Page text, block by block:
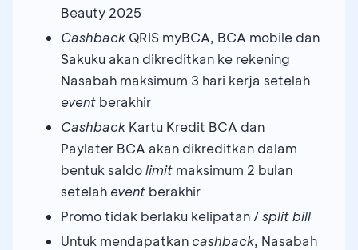
Beauty 2025
Cashback QRIS myBCA, BCA mobile dan
Sakuku akan dikreditkan ke rekening
Nasabah maksimum 3 hari kerja setelah
event berakhir
Cashback Kartu Kredit BCA dan
Paylater BCA akan dikreditkan dalam
bentuk saldolimit maksimum 2 bulan
setelah event berakhir
Promo tidak berlaku kelipatan /split bill
Untuk mendapatkan cashback, Nasabah